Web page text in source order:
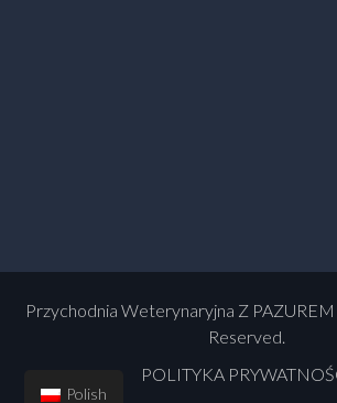
Przychodnia Weterynaryjna Z
Reserved.
POLITYKA
Polish